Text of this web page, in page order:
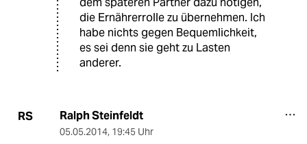
die Ernährerrolle zu übernehmen. Ich
habe nichts gegen Bequemlichkeit,
es sei denn sie geht zu Lasten
anderer.
RS Ralph Steinfeldt
05.05.2014, 19:45 Uhr